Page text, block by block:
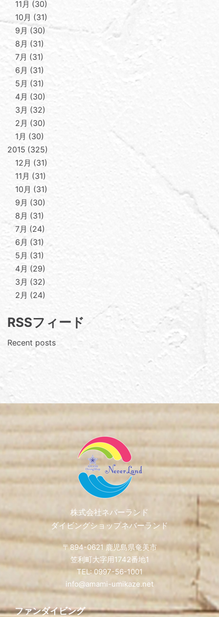
11月
30
10月
31
9月
30
8月
31
7月
31
6月
31
5月
31
4月
30
3月
32
2月
30
1月
30
2015 325
12月
31
11月
31
10月
31
9月
30
8月
31
7月
24
6月
31
5月
31
4月
29
3月
32
2月
24
RSSフィード
Recent posts
Footer
株式会社ネバーランド
ダイビングショップネバーランド
〒894-0621 鹿児島県奄美市
笠利町大字用1742番地1
TEL: 0997-56-1001
info@amami-umikaze.net
ファンダイビング